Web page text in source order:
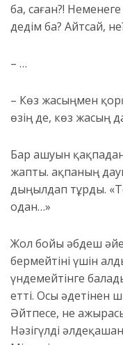
ба, саған?!
дедім ба? Айтсай,
– …
– Көз жасыңмен
өзің де, көз жасың
Бар ашуын қақпадан
жапты. Қақпаның
дыңылдап тұрды.
одан…»
Жол бойы Қәбдеш
бермейтіні үшін
үндемейтінге
етті. Осы әдетінен
Әйтпесе, не
Нәзігүлді